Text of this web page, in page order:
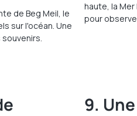
de Beg Meil, le
sur l'océan. Une
haute, la
pour
9.